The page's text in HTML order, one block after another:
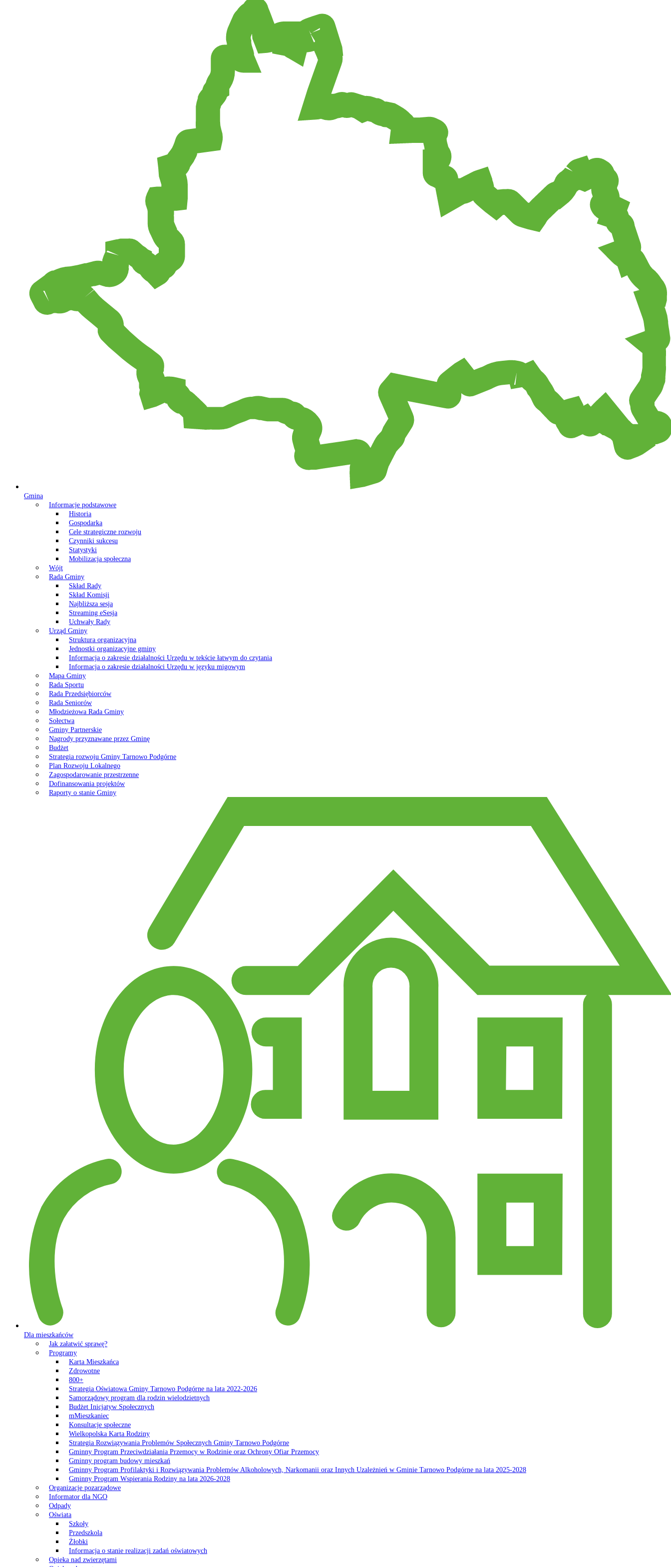
Gmina
Informacje podstawowe
Historia
Gospodarka
Cele strategiczne rozwoju
Czynniki sukcesu
Statystyki
Mobilizacja społeczna
Wójt
Rada Gminy
Skład Rady
Skład Komisji
Najbliższa sesja
Streaming eSesja
Uchwały Rady
Urząd Gminy
Struktura organizacyjna
Jednostki organizacyjne gminy
Informacja o zakresie działalności Urzędu w tekście łatwym do czytania
Informacja o zakresie działalności Urzędu w języku migowym
Mapa Gminy
Rada Sportu
Rada Przedsiębiorców
Rada Seniorów
Młodzieżowa Rada Gminy
Sołectwa
Gminy Partnerskie
Nagrody przyznawane przez Gminę
Budżet
Strategia rozwoju Gminy Tarnowo Podgórne
Plan Rozwoju Lokalnego
Zagospodarowanie przestrzenne
Dofinansowania projektów
Raporty o stanie Gminy
Dla mieszkańców
Jak załatwić sprawę?
Programy
Karta Mieszkańca
Zdrowotne
800+
Strategia Oświatowa Gminy Tarnowo Podgórne na lata 2022-2026
Samorządowy program dla rodzin wielodzietnych
Budżet Inicjatyw Społecznych
mMieszkaniec
Konsultacje społeczne
Wielkopolska Karta Rodziny
Strategia Rozwiązywania Problemów Społecznych Gminy Tarnowo Podgórne
Gminny Program Przeciwdziałania Przemocy w Rodzinie oraz Ochrony Ofiar Przemocy
Gminny program budowy mieszkań
Gminny Program Profilaktyki i Rozwiązywania Problemów Alkoholowych, Narkomanii oraz Innych Uzależnień w Gminie Tarnowo Podgórne na lata 2025-2028
Gminny Program Wspierania Rodziny na lata 2026-2028
Organizacje pozarządowe
Informator dla NGO
Odpady
Oświata
Szkoły
Przedszkola
Żłobki
Informacja o stanie realizacji zadań oświatowych
Opieka nad zwierzętami